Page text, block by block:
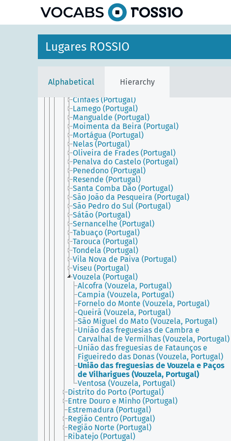
Lugares ROSSIO
Alphabetical Hierarchy
Distrito de Leiria (Portugal)
Distrito de Lisboa (Portugal)
Distrito de Portalegre (Portugal)
Distrito de Setúbal (Portugal)
Distrito de Viana do Castelo (Portugal)
Distrito de Viseu (Portugal)
Carregal do Sal (Portugal)
Cinfães (Portugal)
Lamego (Portugal)
Mangualde (Portugal)
Moimenta da Beira (Portugal)
Mortágua (Portugal)
Nelas (Portugal)
Oliveira de Frades (Portugal)
Penalva do Castelo (Portugal)
Penedono (Portugal)
Resende (Portugal)
Santa Comba Dão (Portugal)
São João da Pesqueira (Portugal)
São Pedro do Sul (Portugal)
Sátão (Portugal)
Sernancelhe (Portugal)
Tabuaço (Portugal)
Tarouca (Portugal)
Tondela (Portugal)
Vila Nova de Paiva (Portugal)
Viseu (Portugal)
Vouzela (Portugal)
Alcofra (Vouzela, Portugal)
Campia (Vouzela, Portugal)
Fornelo do Monte (Vouzela, Portugal)
Queirã (Vouzela, Portugal)
São Miguel do Mato (Vouzela, Portugal)
União das freguesias de Cambra e
Carvalhal de Vermilhas (Vouzela, Portugal)
União das freguesias de Fataunços e
Figueiredo das Donas (Vouzela, Portugal)
União das freguesias de Vouzela e Paços
de Vilharigues (Vouzela, Portugal)
Ventosa (Vouzela, Portugal)
Distrito do Porto (Portugal)
Entre Douro e Minho (Portugal)
Estremadura (Portugal)
Região Centro (Portugal)
Região Norte (Portugal)
Ribatejo (Portugal)